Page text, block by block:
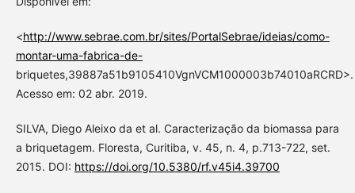
<http://www.sebrae.com.br/sites/PortalSebrae/ideias/como-
montar-uma-fabrica-de-
briquetes,39887a51b9105410VgnVCM1000003b74010aRCRD>.
Acesso em: 02 abr. 2019.
SILVA, Diego Aleixo da et al. Caracterização da biomassa para
a briquetagem. Floresta, Curitiba, v. 45, n. 4, p.713-722, set.
2015. DOI: https://doi.org/10.5380/rf.v45i4.39700